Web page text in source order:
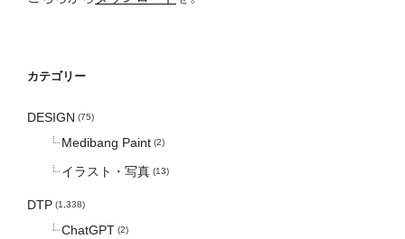
カテゴリー
DESIGN (75)
Medibang Paint (2)
イラスト・写真 (13)
DTP (1,338)
ChatGPT (2)